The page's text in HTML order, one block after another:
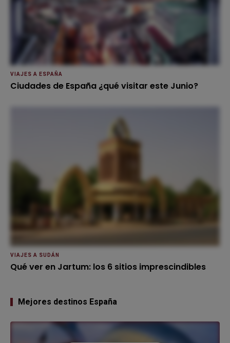
VIAJES A ESPAÑA
Ciudades de España ¿qué visitar este Junio?
VIAJES A SUDÁN
Qué ver en Jartum: los 6 sitios imprescindibles
Mejores destinos España